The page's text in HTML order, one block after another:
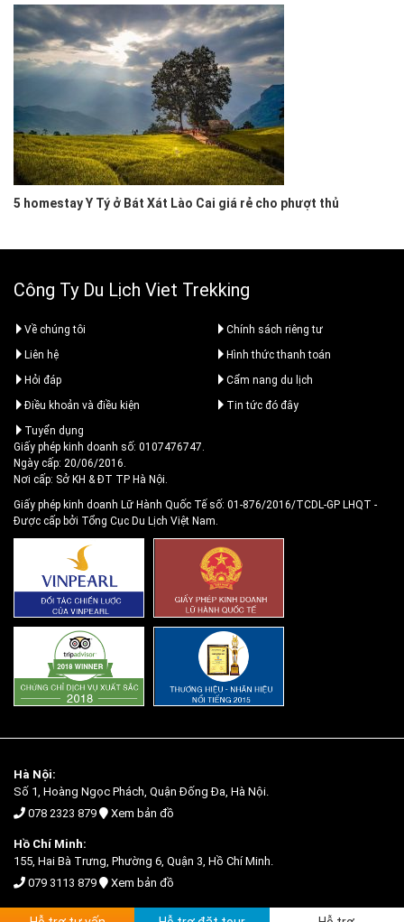
5 homestay Y Tý ở Bát Xát Lào Cai giá rẻ cho phượt thủ
Công Ty Du Lịch Viet Trekking
Về chúng tôi
Chính sách riêng tư
Liên hệ
Hình thức thanh toán
Hỏi đáp
Cẩm nang du lịch
Điều khoản và điều kiện
Tin tức đó đây
Tuyển dụng
Giấy phép kinh doanh số: 0107476747.
Ngày cấp: 20/06/2016.
Nơi cấp: Sở KH & ĐT TP Hà Nội.
Giấy phép kinh doanh Lữ Hành Quốc Tế số: 01-876/2016/TCDL-GP LHQT -
Được cấp bởi Tổng Cục Du Lịch Việt Nam.
Hà Nội:
Số 1, Hoàng Ngọc Phách, Quận Đống Đa, Hà Nội.
078 2323 879
Xem bản đồ
Hồ Chí Minh:
155, Hai Bà Trưng, Phường 6, Quận 3, Hồ Chí Minh.
079 3113 879
Xem bản đồ